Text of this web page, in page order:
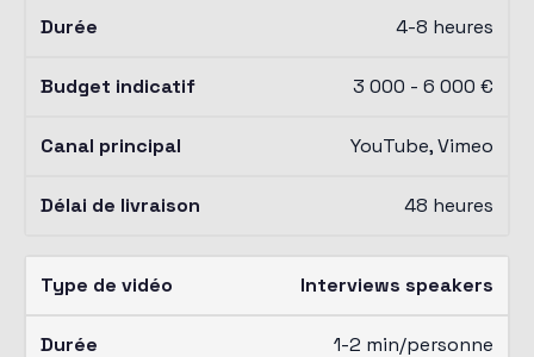
4-8 heures
3 000 - 6 000 €
YouTube, Vimeo
48 heures
Interviews speakers
1-2 min/personne